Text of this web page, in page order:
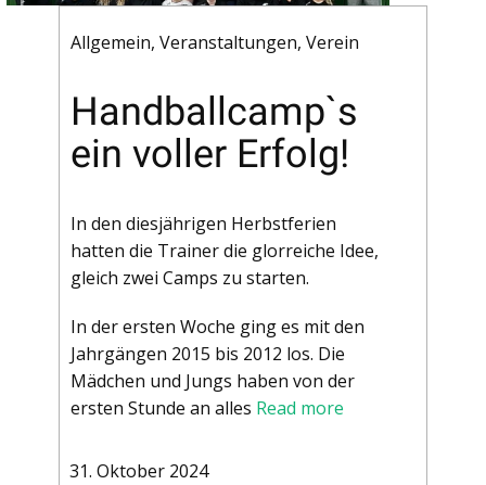
Allgemein, Veranstaltungen, Verein
Handballcamp`s
ein voller Erfolg!
In den diesjährigen Herbstferien
hatten die Trainer die glorreiche Idee,
gleich zwei Camps zu starten.
In der ersten Woche ging es mit den
Jahrgängen 2015 bis 2012 los. Die
Mädchen und Jungs haben von der
ersten Stunde an alles Read more
31. Oktober 2024